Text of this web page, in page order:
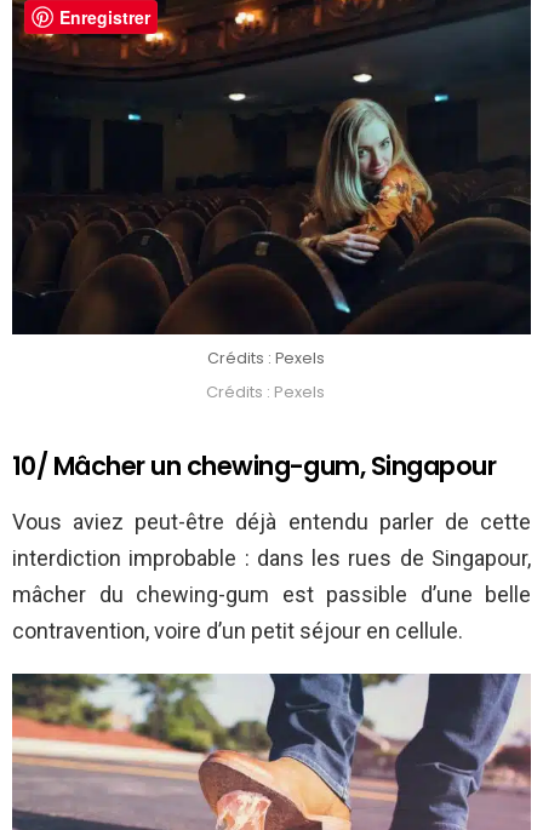
Crédits : Pexels
Crédits : Pexels
10/ Mâcher un chewing-gum, Singapour
Vous aviez peut-être déjà entendu parler de cette
interdiction improbable : dans les rues de Singapour,
mâcher du chewing-gum est passible d’une belle
contravention, voire d’un petit séjour en cellule.
Enregistrer